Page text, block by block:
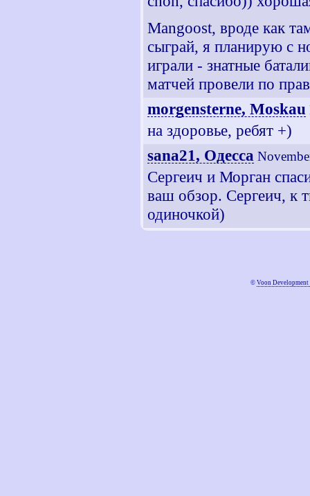
Mangoost, вроде как
сыграй, я планирую с
играли - знатные
матчей провели по
morgensterne, Moskau
на здоровье, ребят +)
sana21, Одесса
Сергеич и Морган
ваш обзор. Сергеич, к
одиночкой)
© Voon Development